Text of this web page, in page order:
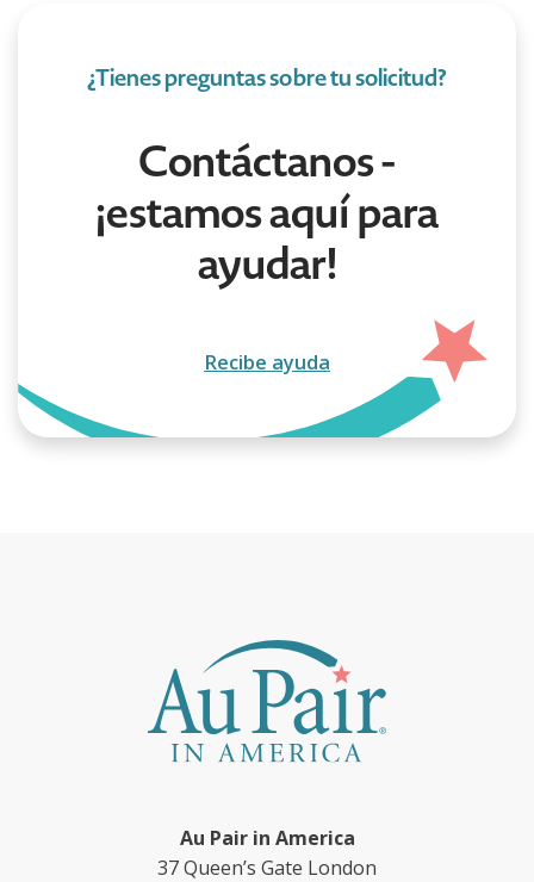
¿Tienes preguntas sobre tu solicitud?
Contáctanos -
¡estamos aquí para
ayudar!
Recibe ayuda
Au Pair in America
37 Queen’s Gate London